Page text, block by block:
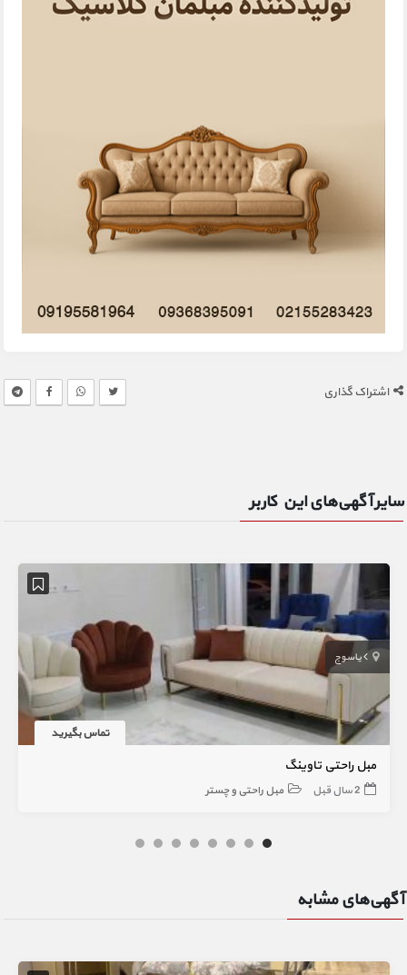
اشتراک گذاری
سایر آگهی‌های این کاربر
یاسوج
تماس بگیرید
مبل راحتی تاوینگ
2 سال قبل مبل راحتی و چستر
آگهی‌های مشابه